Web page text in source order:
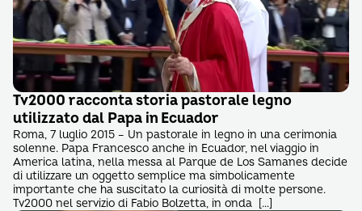
Tv2000 racconta storia pastorale legno
utilizzato dal Papa in Ecuador
Roma, 7 luglio 2015 – Un pastorale in legno in una cerimonia
solenne. Papa Francesco anche in Ecuador, nel viaggio in
America latina, nella messa al Parque de Los Samanes decide
di utilizzare un oggetto semplice ma simbolicamente
importante che ha suscitato la curiosità di molte persone.
Tv2000 nel servizio di Fabio Bolzetta, in onda […]